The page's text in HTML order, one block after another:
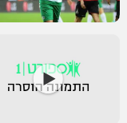
לוח דרושים –
המגזין